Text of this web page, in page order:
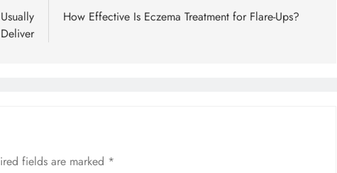
Deliver
How Effective Is Eczema Treatment for Flare-Ups?
fields are marked *